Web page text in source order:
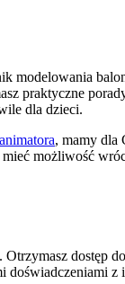
modelowania
praktyczne
dla dzieci.
, mamy dla
możliwość
dostęp
doświadczeniami z